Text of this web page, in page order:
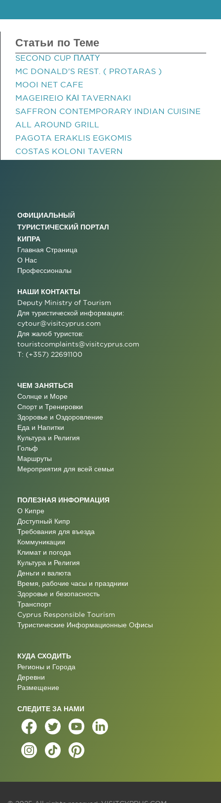
Статьи по Теме
SECOND CUP ΠΛΑΤΥ
MC DONALD'S REST. ( PROTARAS )
MOOI NET CAFE
MAGEIREIO ΚΑΙ TAVERNAKI
SAFFRON CONTEMPORARY INDIAN CUISINE
ALL AROUND GRILL
PAGOTA ERAKLIS EGKOMIS
COSTAS KOLONI TAVERN
ОФИЦИАЛЬНЫЙ
ТУРИСТИЧЕСКИЙ ПОРТАЛ
КИПРА
Главная Страница
О Нас
Профессионалы
НАШИ КОНТАКТЫ
Deputy Ministry of Tourism
Для туристической информации:
cytour@visitcyprus.com
Для жалоб туристов:
touristcomplaints@visitcyprus.com
T: (+357) 22691100
ЧЕМ ЗАНЯТЬСЯ
Солнце и Море
Спорт и Тренировки
Здоровье и Оздоровление
Еда и Напитки
Культура и Религия
Гольф
Маршруты
Мероприятия для всей семьи
ПОЛЕЗНАЯ ИНФОРМАЦИЯ
О Кипре
Доступный Кипр
Требования для въезда
Коммуникации
Климат и погода
Культура и Религия
Деньги и валюта
Время, рабочие часы и праздники
Здоровье и безопасность
Транспорт
Cyprus Responsible Tourism
Туристические Информационные Oфисы
КУДА СХОДИТЬ
Регионы и Города
Деревни
Размещение
СЛЕДИТЕ ЗА НАМИ